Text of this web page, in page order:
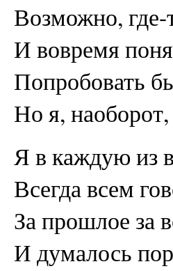
Возможно,
И вовремя
Попробовать
Но я,
Я в каждую из
Всегда всем
За прошлое за
И думалось